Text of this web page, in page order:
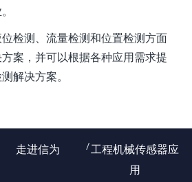
检测、流量检测和位置检测方面
案，并可以根据各种应用需求提
解决方案。
走进信为
工程机械传感器应
用